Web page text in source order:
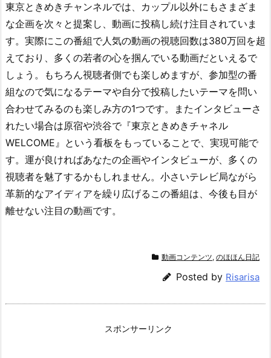
東京ときめきチャンネルでは、カップル以外にもさまざま
な企画を次々と提案し、動画に投稿し続け注目されていま
す。実際にこの番組で人気の動画の視聴回数は380万回を超
えており、多くの若者の心を掴んでいる動画だといえるで
しょう。もちろん視聴者側でも楽しめますが、参加型の番
組なので気になるテーマや自分で投稿したいテーマを問い
合わせてみるのも楽しみ方の1つです。またインタビューさ
れたい場合は原宿や渋谷で『東京ときめきチャネル
WELCOME』という看板をもっていることで、実現可能で
す。運が良ければあなたの企画やインタビューが、多くの
視聴者を魅了するかもしれません。小さいテレビ局ながら
革新的なアイディアを繰り広げるこの番組は、今後も目が
離せない注目の動画です。
動画コンテンツ, のほほん日記
Posted by Risarisa
スポンサーリンク